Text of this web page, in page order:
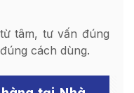
tâm, tư vấn đúng
cách dùng.